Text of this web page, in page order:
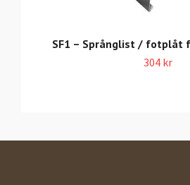
SF1 – Språnglist / fotplåt
304 kr